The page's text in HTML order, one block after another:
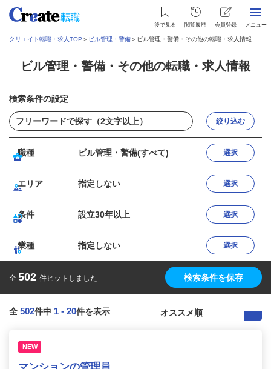
後で見る 閲覧履歴 会員登録 メニュー
クリエイト転職・求人TOP ＞ ビル管理・警備＞ ビル管理・警備・その他の転職・求人情報
ビル管理・警備・その他の転職・求人情報
検索条件の設定
絞り込む
職種 ビル管理・警備(すべて) 選択
エリア 指定しない 選択
条件 設立30年以上 選択
業種 指定しない 選択
全 502 件ヒットしました 検索条件を保存
全 502件中 1 - 20件を表示
NEW
マンションの管理員